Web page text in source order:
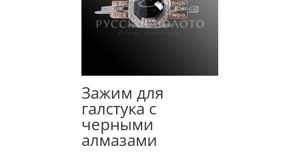
Зажим для
галстука с
черными
алмазами